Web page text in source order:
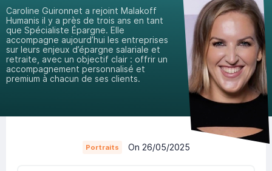
Caroline Guironnet a rejoint Malakoff
Humanis il y a près de trois ans en tant
que Spécialiste Épargne. Elle
accompagne aujourd’hui les entreprises
sur leurs enjeux d’épargne salariale et
retraite, avec un objectif clair : offrir un
accompagnement personnalisé et
premium à chacun de ses clients.
Portraits On 26/05/2025